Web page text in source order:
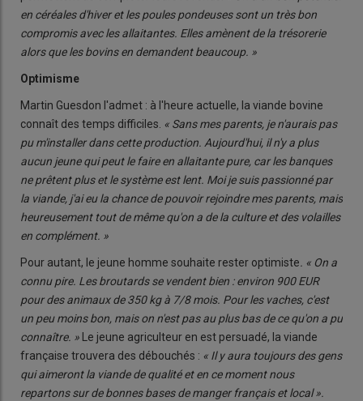
en céréales d'hiver et les poules pondeuses sont un très bon
compromis avec les allaitantes. Elles amènent de la trésorerie
alors que les bovins en demandent beaucoup. »
Optimisme
Martin Guesdon l'admet : à l'heure actuelle, la viande bovine
connaît des temps difficiles. « Sans mes parents, je n'aurais pas
pu m'installer dans cette production. Aujourd'hui, il n'y a plus
aucun jeune qui peut le faire en allaitante pure, car les banques
ne prêtent plus et le système est lent. Moi je suis passionné par
la viande, j'ai eu la chance de pouvoir rejoindre mes parents, mais
heureusement tout de même qu'on a de la culture et des volailles
en complément. »
Pour autant, le jeune homme souhaite rester optimiste . « On a
connu pire. Les broutards se vendent bien : environ 900 EUR
pour des animaux de 350 kg à 7/8 mois. Pour les vaches, c'est
un peu moins bon, mais on n'est pas au plus bas de ce qu'on a pu
connaître. »
Le jeune agriculteur en est persuadé, la viande
française trouvera des débouchés : « Il y aura toujours des gens
qui aimeront la viande de qualité et en ce moment nous
repartons sur de bonnes bases de manger français et local ».